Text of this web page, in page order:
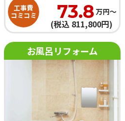
工事費
コミコミ 73.8 万円〜
(税込 811,800円)
お風呂リフォーム